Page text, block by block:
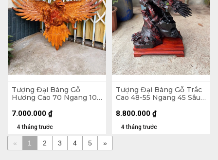
Tượng Đại Bàng Gỗ
Hương Cao 70 Ngang 102
4 tháng trước
7.000.000 ₫
Tượng Đại Bàng Gỗ Trắc
Cao 48-55 Ngang 45 Sâu
4 tháng trước
8.800.000 ₫
« 1 2 3 4 5 »